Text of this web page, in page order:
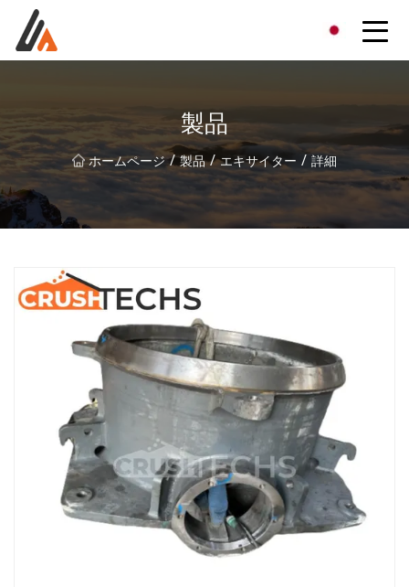
製品
ホームページ / 製品 / エキサイター / 詳細